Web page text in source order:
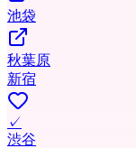
池袋
秋葉原
新宿
✓
渋谷